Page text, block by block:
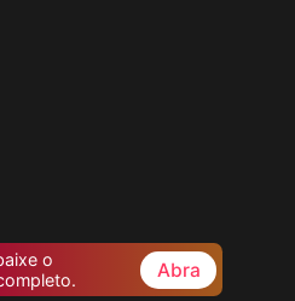
o
Abra